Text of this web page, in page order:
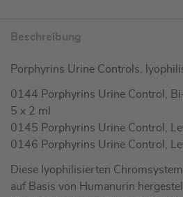
Beschreibung
Porphyrins Urine Controls,
0144 Porphyrins Urine Control,
5 x 2 ml
0145 Porphyrins Urine Control,
0146 Porphyrins Urine Control,
Diese lyophilisierten
auf Basis von Humanurin